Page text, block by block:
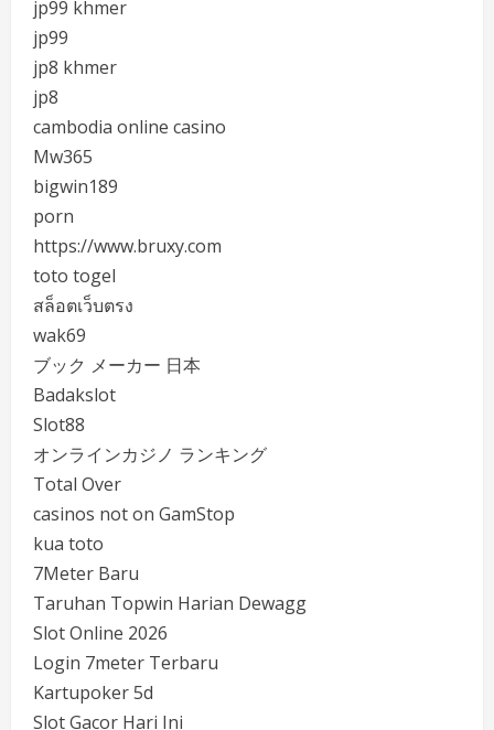
jp99 khmer
jp99
jp8 khmer
jp8
cambodia online casino
Mw365
bigwin189
porn
https://www.bruxy.com
toto togel
สล็อตเว็บตรง
wak69
ブック メーカー 日本
Badakslot
Slot88
オンラインカジノ ランキング
Total Over
casinos not on GamStop
kua toto
7Meter Baru
Taruhan Topwin Harian Dewagg
Slot Online 2026
Login 7meter Terbaru
Kartupoker 5d
Slot Gacor Hari Ini